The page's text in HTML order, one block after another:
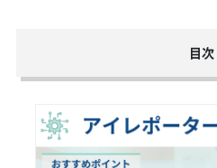
目次